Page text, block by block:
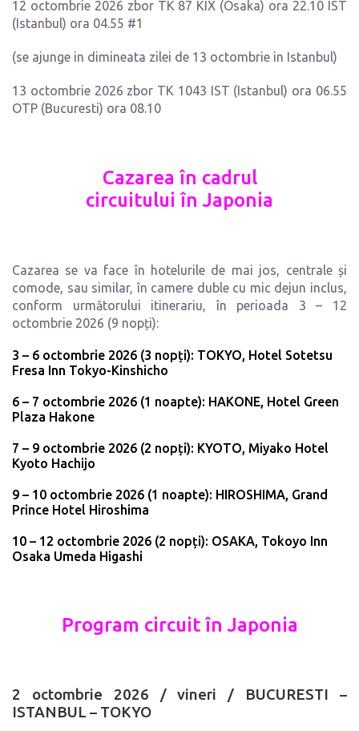
12 octombrie 2026 zbor TK 87 KIX (Osaka) ora 22.10 IST
(Istanbul) ora 04.55 #1
(se ajunge in dimineata zilei de 13 octombrie in Istanbul)
13 octombrie 2026 zbor TK 1043 IST (Istanbul) ora 06.55
OTP (Bucuresti) ora 08.10
Cazarea în cadrul
circuitului înJaponia
Cazarea se va face în hotelurile de mai jos, centrale și
comode, sau similar, în camere duble cu mic dejun inclus,
conform următorului itinerariu, în perioada 3 – 12
octombrie 2026 (9 nopți):
3 – 6 octombrie 2026 (3 nopți): TOKYO, Hotel Sotetsu
Fresa Inn Tokyo-Kinshicho
6 – 7 octombrie 2026 (1 noapte): HAKONE, Hotel Green
Plaza Hakone
7 – 9 octombrie 2026 (2 nopți): KYOTO, Miyako Hotel
Kyoto Hachijo
9 – 10 octombrie 2026 (1 noapte): HIROSHIMA, Grand
Prince Hotel Hiroshima
10 – 12 octombrie 2026 (2 nopți): OSAKA, Tokoyo Inn
Osaka Umeda Higashi
Program circuit în Japonia
2 octombrie 2026 /vineri / BUCURESTI –
ISTANBUL – TOKYO